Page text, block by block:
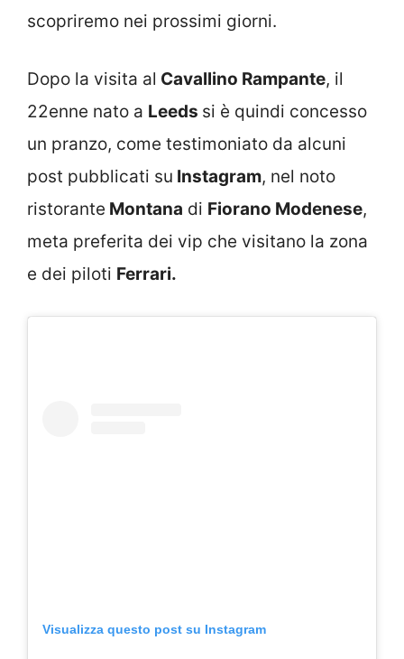
scopriremo nei prossimi giorni.
Dopo la visita al Cavallino Rampante, il
22enne nato a Leeds si è quindi concesso
un pranzo, come testimoniato da alcuni
post pubblicati su Instagram, nel noto
ristorante Montana di Fiorano Modenese,
meta preferita dei vip che visitano la zona
e dei piloti Ferrari.
Visualizza questo post su Instagram